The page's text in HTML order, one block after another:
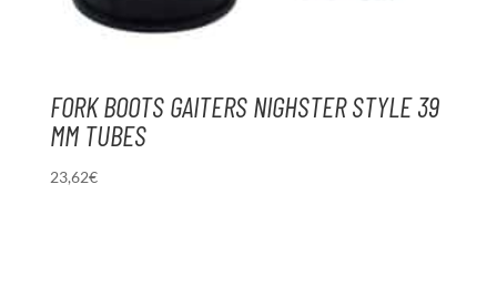
FORK BOOTS GAITERS NIGHSTER STYLE 39
MM TUBES
23,62€